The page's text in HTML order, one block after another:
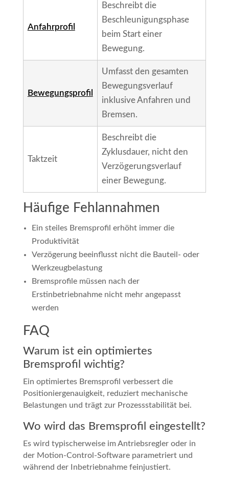
Anfahrprofil
Beschreibt die
Beschleunigungsphase
beim Start einer
Bewegung.
Bewegungsprofil
Umfasst den gesamten
Bewegungsverlauf
inklusive Anfahren und
Bremsen.
Taktzeit
Beschreibt die
Zyklusdauer, nicht den
Verzögerungsverlauf
einer Bewegung.
Häufige Fehlannahmen
Ein steiles Bremsprofil erhöht immer die
Produktivität
Verzögerung beeinflusst nicht die Bauteil- oder
Werkzeugbelastung
Bremsprofile müssen nach der
Erstinbetriebnahme nicht mehr angepasst
werden
FAQ
Warum ist ein optimiertes
Bremsprofil wichtig?
Ein optimiertes Bremsprofil verbessert die
Positioniergenauigkeit, reduziert mechanische
Belastungen und trägt zur Prozessstabilität bei.
Wo wird das Bremsprofil eingestellt?
Es wird typischerweise im Antriebsregler oder in
der Motion-Control-Software parametriert und
während der Inbetriebnahme feinjustiert.